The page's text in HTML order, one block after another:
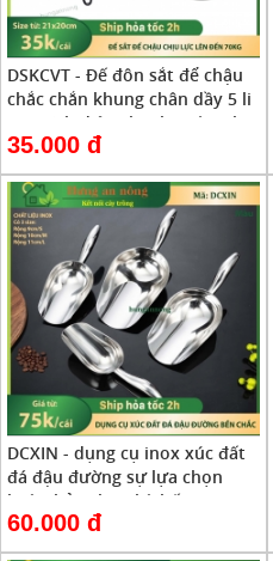
DSKCVT - Đế đôn sắt để chậu
chắc chắn khung chân dầy 5 li
sơn tĩnh điện chịu lực từ 70kg
size 21x10cm ( xem trong mô
tả)
35.000 đ
DCXIN - dụng cụ inox xúc đất
đá đậu đường sự lựa chọn
hoàn hảo cho nhà bếp ( xem
trong mô tả )
60.000 đ